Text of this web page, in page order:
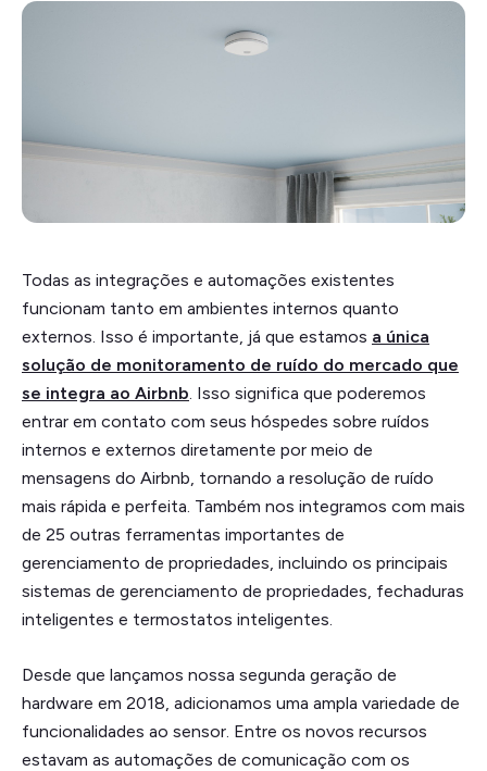
Todas as integrações e automações existentes
funcionam tanto em ambientes internos quanto
externos. Isso é importante, já que estamos a única
solução de monitoramento de ruído do mercado que
se integra ao Airbnb. Isso significa que poderemos
entrar em contato com seus hóspedes sobre ruídos
internos e externos diretamente por meio de
mensagens do Airbnb, tornando a resolução de ruído
mais rápida e perfeita. Também nos integramos com mais
de 25 outras ferramentas importantes de
gerenciamento de propriedades, incluindo os principais
sistemas de gerenciamento de propriedades, fechaduras
inteligentes e termostatos inteligentes.
Desde que lançamos nossa segunda geração de
hardware em 2018, adicionamos uma ampla variedade de
funcionalidades ao sensor. Entre os novos recursos
estavam as automações de comunicação com os